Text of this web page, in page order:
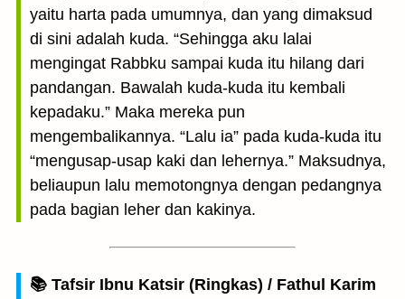
yaitu harta pada umumnya, dan yang dimaksud
di sini adalah kuda. “Sehingga aku lalai
mengingat Rabbku sampai kuda itu hilang dari
pandangan. Bawalah kuda-kuda itu kembali
kepadaku.” Maka mereka pun
mengembalikannya. “Lalu ia” pada kuda-kuda itu
“mengusap-usap kaki dan lehernya.” Maksudnya,
beliaupun lalu memotongnya dengan pedangnya
pada bagian leher dan kakinya.
📚 Tafsir Ibnu Katsir (Ringkas) / Fathul Karim